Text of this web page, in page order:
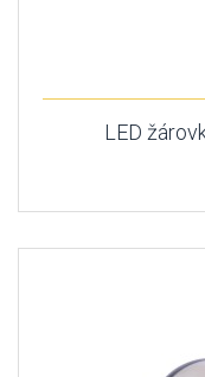
LED